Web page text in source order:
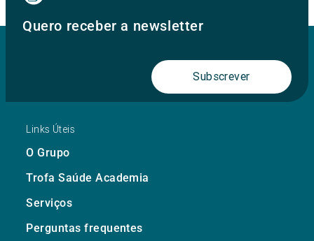
Quero receber a newsletter
Subscrever
Links Úteis
O Grupo
Trofa Saúde Academia
Serviços
Perguntas frequentes